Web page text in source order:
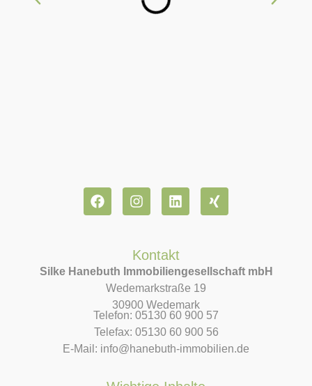
Kontakt
Silke Hanebuth Immobiliengesellschaft mbH
Wedemarkstraße 19
30900 Wedemark
Telefon: 05130 60 900 57
Telefax: 05130 60 900 56
E-Mail: info@hanebuth-immobilien.de